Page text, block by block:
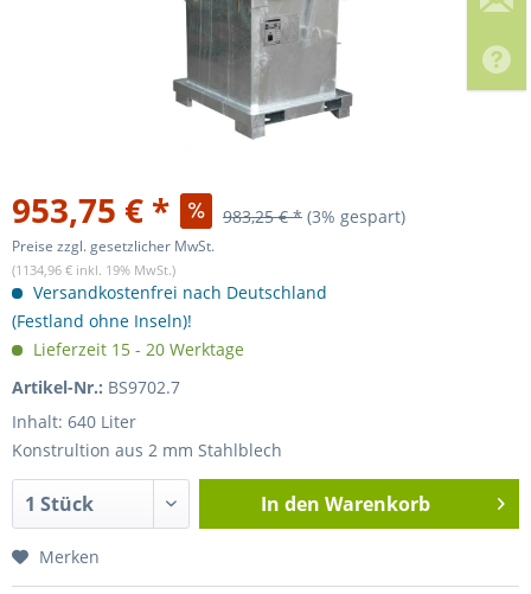
953,75 € * 983,25 € * (3% gespart)
Preise zzgl. gesetzlicher MwSt.
(1134,96 € inkl. 19% MwSt.)
Versandkostenfrei nach Deutschland
(Festland ohne Inseln)!
Lieferzeit 15 - 20 Werktage
Artikel-Nr.: BS9702.7
Inhalt: 640 Liter
Konstrultion aus 2 mm Stahlblech
In den Warenkorb
Merken